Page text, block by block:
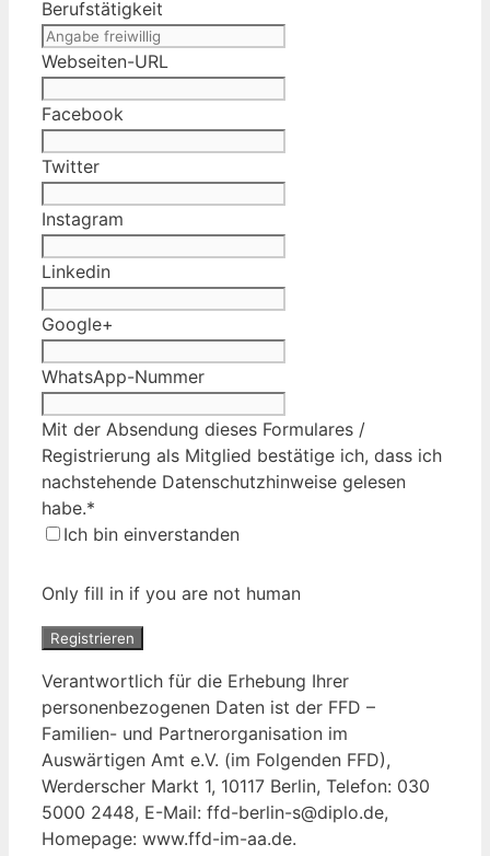
Berufstätigkeit
Webseiten-URL
Facebook
Twitter
Instagram
Linkedin
Google+
WhatsApp-Nummer
Mit der Absendung dieses Formulares /
Registrierung als Mitglied bestätige ich, dass ich
nachstehende Datenschutzhinweise gelesen
habe.*
Ich bin einverstanden
Only fill in if you are not human
Verantwortlich für die Erhebung Ihrer
personenbezogenen Daten ist der FFD –
Familien- und Partnerorganisation im
Auswärtigen Amt e.V. (im Folgenden FFD),
Werderscher Markt 1, 10117 Berlin, Telefon: 030
5000 2448, E-Mail: ffd-berlin-s@diplo.de,
Homepage: www.ffd-im-aa.de.